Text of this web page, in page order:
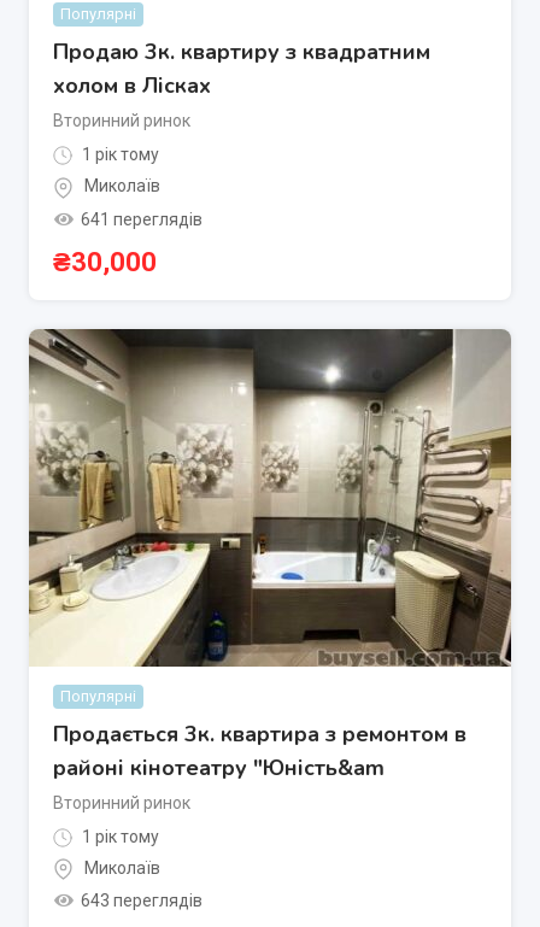
Популярні
Продаю 3к. квартиру з квадратним
холом в Лісках
Вторинний ринок
1 рік тому
Миколаїв
641 переглядів
₴30,000
Популярні
Продається 3к. квартира з ремонтом в
районі кінотеатру "Юність&am
Вторинний ринок
1 рік тому
Миколаїв
643 переглядів